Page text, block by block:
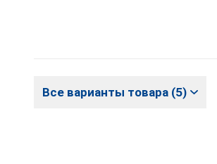
Все варианты товара (5)